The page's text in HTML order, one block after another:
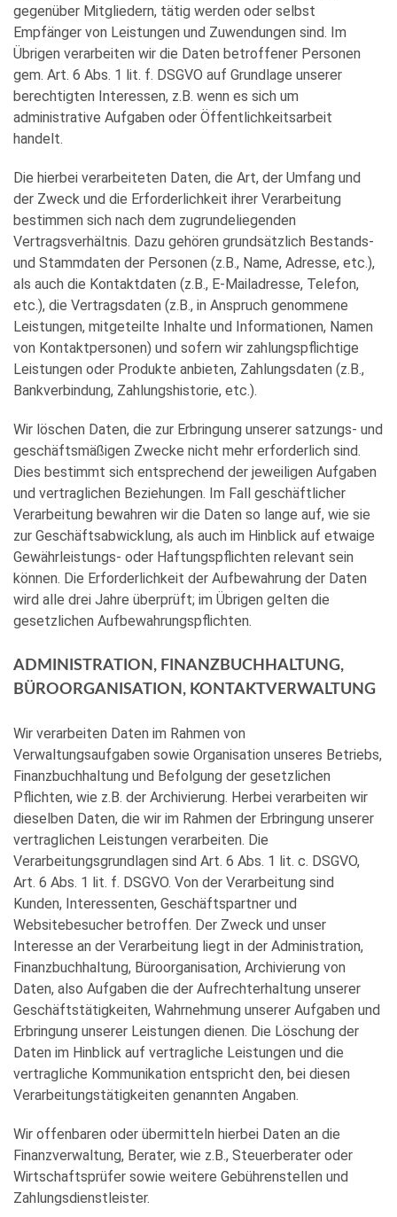
gegenüber Mitgliedern, tätig werden oder selbst
Empfänger von Leistungen und Zuwendungen sind. Im
Übrigen verarbeiten wir die Daten betroffener Personen
gem. Art. 6 Abs. 1 lit. f. DSGVO auf Grundlage unserer
berechtigten Interessen, z.B. wenn es sich um
administrative Aufgaben oder Öffentlichkeitsarbeit
handelt.
Die hierbei verarbeiteten Daten, die Art, der Umfang und
der Zweck und die Erforderlichkeit ihrer Verarbeitung
bestimmen sich nach dem zugrundeliegenden
Vertragsverhältnis. Dazu gehören grundsätzlich Bestands-
und Stammdaten der Personen (z.B., Name, Adresse, etc.),
als auch die Kontaktdaten (z.B., E-Mailadresse, Telefon,
etc.), die Vertragsdaten (z.B., in Anspruch genommene
Leistungen, mitgeteilte Inhalte und Informationen, Namen
von Kontaktpersonen) und sofern wir zahlungspflichtige
Leistungen oder Produkte anbieten, Zahlungsdaten (z.B.,
Bankverbindung, Zahlungshistorie, etc.).
Wir löschen Daten, die zur Erbringung unserer satzungs- und
geschäftsmäßigen Zwecke nicht mehr erforderlich sind.
Dies bestimmt sich entsprechend der jeweiligen Aufgaben
und vertraglichen Beziehungen. Im Fall geschäftlicher
Verarbeitung bewahren wir die Daten so lange auf, wie sie
zur Geschäftsabwicklung, als auch im Hinblick auf etwaige
Gewährleistungs- oder Haftungspflichten relevant sein
können. Die Erforderlichkeit der Aufbewahrung der Daten
wird alle drei Jahre überprüft; im Übrigen gelten die
gesetzlichen Aufbewahrungspflichten.
ADMINISTRATION, FINANZBUCHHALTUNG,
BÜROORGANISATION, KONTAKTVERWALTUNG
Wir verarbeiten Daten im Rahmen von
Verwaltungsaufgaben sowie Organisation unseres Betriebs,
Finanzbuchhaltung und Befolgung der gesetzlichen
Pflichten, wie z.B. der Archivierung. Herbei verarbeiten wir
dieselben Daten, die wir im Rahmen der Erbringung unserer
vertraglichen Leistungen verarbeiten. Die
Verarbeitungsgrundlagen sind Art. 6 Abs. 1 lit. c. DSGVO,
Art. 6 Abs. 1 lit. f. DSGVO. Von der Verarbeitung sind
Kunden, Interessenten, Geschäftspartner und
Websitebesucher betroffen. Der Zweck und unser
Interesse an der Verarbeitung liegt in der Administration,
Finanzbuchhaltung, Büroorganisation, Archivierung von
Daten, also Aufgaben die der Aufrechterhaltung unserer
Geschäftstätigkeiten, Wahrnehmung unserer Aufgaben und
Erbringung unserer Leistungen dienen. Die Löschung der
Daten im Hinblick auf vertragliche Leistungen und die
vertragliche Kommunikation entspricht den, bei diesen
Verarbeitungstätigkeiten genannten Angaben.
Wir offenbaren oder übermitteln hierbei Daten an die
Finanzverwaltung, Berater, wie z.B., Steuerberater oder
Wirtschaftsprüfer sowie weitere Gebührenstellen und
Zahlungsdienstleister.